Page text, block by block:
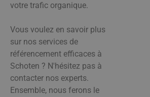
votre trafic organique.
Vous voulez en savoir plus
sur nos services de
référencement efficaces à
Schoten ? N'hésitez pas à
contacter nos experts.
Ensemble, nous ferons le